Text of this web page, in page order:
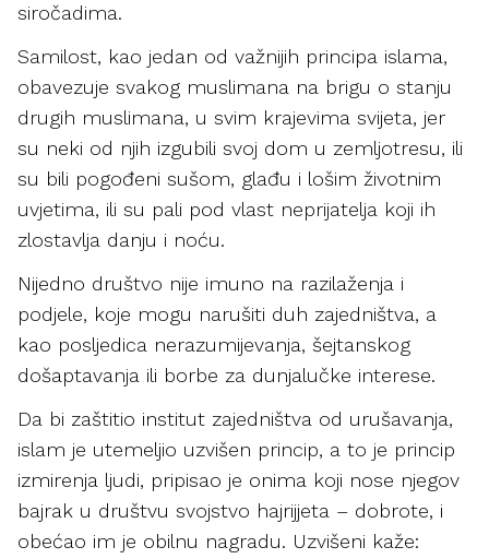
siročadima.
Samilost, kao jedan od važnijih principa islama,
obavezuje svakog muslimana na brigu o stanju
drugih muslimana, u svim krajevima svijeta, jer
su neki od njih izgubili svoj dom u zemljotresu, ili
su bili pogođeni sušom, glađu i lošim životnim
uvjetima, ili su pali pod vlast neprijatelja koji ih
zlostavlja danju i noću.
Nijedno društvo nije imuno na razilaženja i
podjele, koje mogu narušiti duh zajedništva, a
kao posljedica nerazumijevanja, šejtanskog
došaptavanja ili borbe za dunjalučke interese.
Da bi zaštitio institut zajedništva od urušavanja,
islam je utemeljio uzvišen princip, a to je princip
izmirenja ljudi, pripisao je onima koji nose njegov
bajrak u društvu svojstvo hajrijjeta – dobrote, i
obećao im je obilnu nagradu. Uzvišeni kaže: